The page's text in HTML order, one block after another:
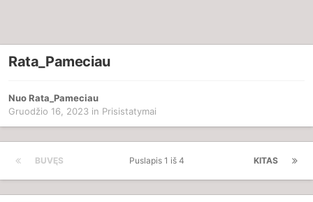
Rata_Pameciau
NuoRata_Pameciau
Gruodžio 16, 2023 in Prisistatymai
BUVĘS KITAS
Puslapis 1 iš 4